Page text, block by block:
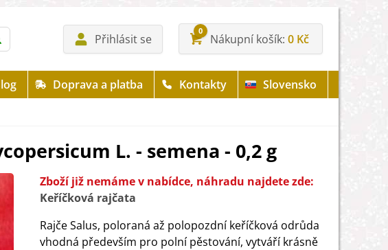
Přihlásit se
0
Nákupní košík 0 Kč
Doprava a platba Kontakty
Slovensko
L. - semena - 0,2 g
Zboží již nemáme v nabídce, náhradu najdete zde:
Keříčková rajčata
Rajče Salus, poloraná až polopozdní keříčková odrůda
vhodná především pro polní pěstování, vytváří krásně